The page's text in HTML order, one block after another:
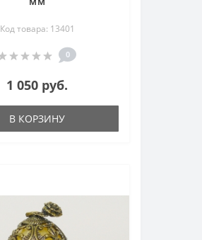
Код товара: 13401
0
1 050 руб.
В КОРЗИНУ